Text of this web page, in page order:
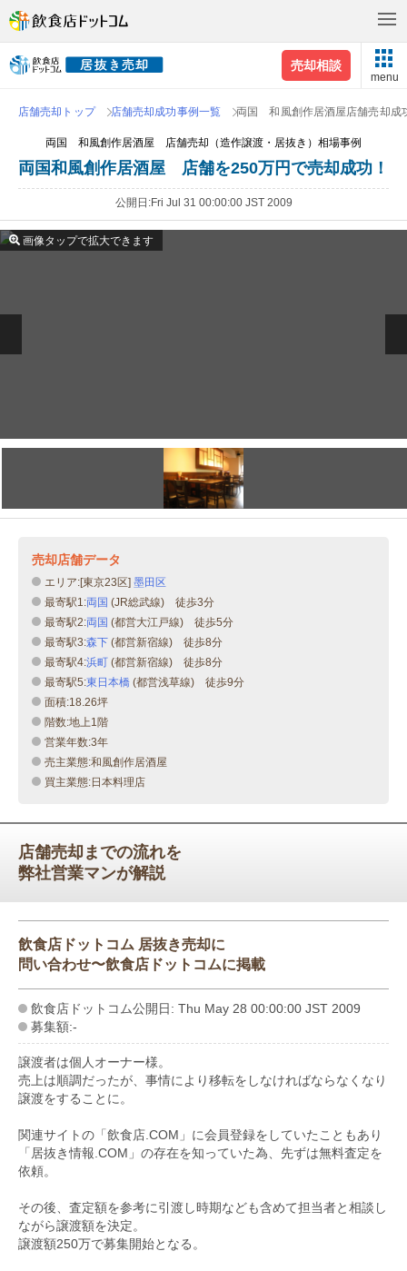
売却相談
menu
店舗売却トップ 店舗売却成功事例一覧 両国 和風創作居酒屋店舗売却成
両国 和風創作居酒屋 店舗売却（造作譲渡・居抜き）相場事例
両国和風創作居酒屋 店舗を250万円で売却成功！
公開日 Fri Jul 31 00:00:00 JST 2009
画像タップで拡大できます
売却店舗データ
エリア:[東京23区] 墨田区
最寄駅1:両国 (JR総武線) 徒歩3分
最寄駅2:両国 (都営大江戸線) 徒歩5分
最寄駅3:森下 (都営新宿線) 徒歩8分
最寄駅4:浜町 (都営新宿線) 徒歩8分
最寄駅5:東日本橋 (都営浅草線) 徒歩9分
面積:18.26坪
階数:地上1階
営業年数:3年
売主業態:和風創作居酒屋
買主業態:日本料理店
店舗売却までの流れを
弊社営業マンが解説
飲食店ドットコム 居抜き売却に
問い合わせ〜飲食店ドットコムに掲載
飲食店ドットコム公開日: Thu May 28 00:00:00 JST 2009
募集額:-
譲渡者は個人オーナー様。
売上は順調だったが、事情により移転をしなければならなくなり
譲渡をすることに。
関連サイトの「飲食店.COM」に会員登録をしていたこともあり
「居抜き情報.COM」の存在を知っていた為、先ずは無料査定を
依頼。
その後、査定額を参考に引渡し時期なども含めて担当者と相談し
ながら譲渡額を決定。
譲渡額250万で募集開始となる。